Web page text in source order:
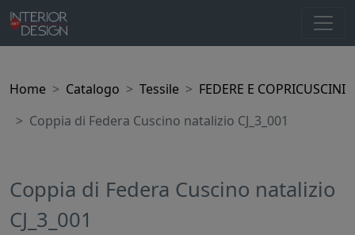
Home Catalogo Tessile
FEDERE E COPRICUSCINI
Coppia di Federa Cuscino natalizio CJ_3_001
Coppia di Federa Cuscino natalizio
CJ_3_001